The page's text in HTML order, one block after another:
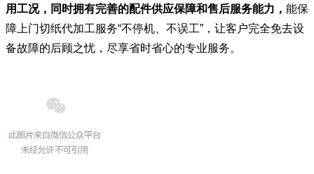
用工况，同时拥有完善的配件供应保障和售后服务能力， 能保
障上门切纸代加工服务“不停机、不误工”，让客户完全免去设
备故障的后顾之忧，尽享省时省心的专业服务。